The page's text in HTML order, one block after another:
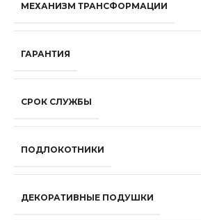
МЕХАНИЗМ ТРАНСФОРМАЦИИ
ГАРАНТИЯ
СРОК СЛУЖБЫ
ПОДЛОКОТНИКИ
ДЕКОРАТИВНЫЕ ПОДУШКИ